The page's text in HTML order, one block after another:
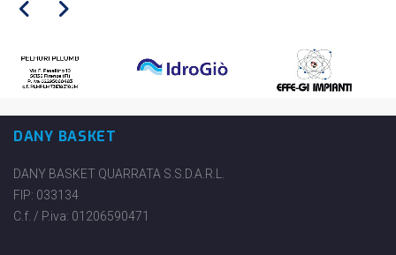
DANY BASKET
DANY BASKET QUARRATA S.S.D.A.R.L.
FIP: 033134
C.f. / P.iva: 01206590471